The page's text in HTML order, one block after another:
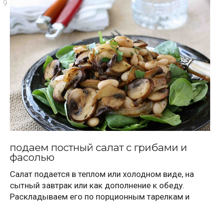
подаем постный салат с грибами и
фасолью
Салат подается в теплом или холодном виде, на
сытный завтрак или как дополнение к обеду.
Раскладываем его по порционным тарелкам и